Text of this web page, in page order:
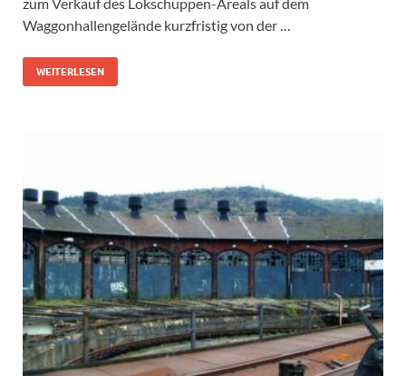
Waggonhallengelände kurzfristig von der …
WEITERLESEN